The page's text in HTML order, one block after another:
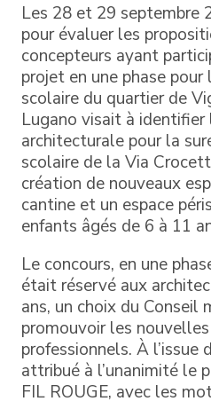
Les 28 et 29 septembre
pour évaluer les
concepteurs ayant
projet en une phase
scolaire du quartier de
Lugano visait à
architecturale pour la
scolaire de la Via
création de nouveaux
cantine et un espace
enfants âgés de 6 à 11
Le concours, en une
était réservé aux
ans, un choix du Conseil
promouvoir les
professionnels. À l’issue
attribué à l’unanimité le
FIL ROUGE, avec les